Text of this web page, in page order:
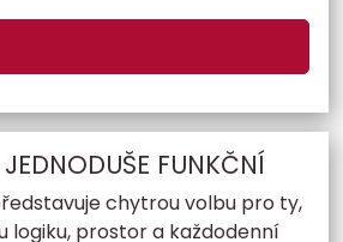
FUNKČNÍ
chytrou volbu pro ty,
logiku, prostor a každodenní